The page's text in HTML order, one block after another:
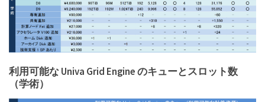
利用可能な Univa Grid Engine のキューとスロット数
（学術）